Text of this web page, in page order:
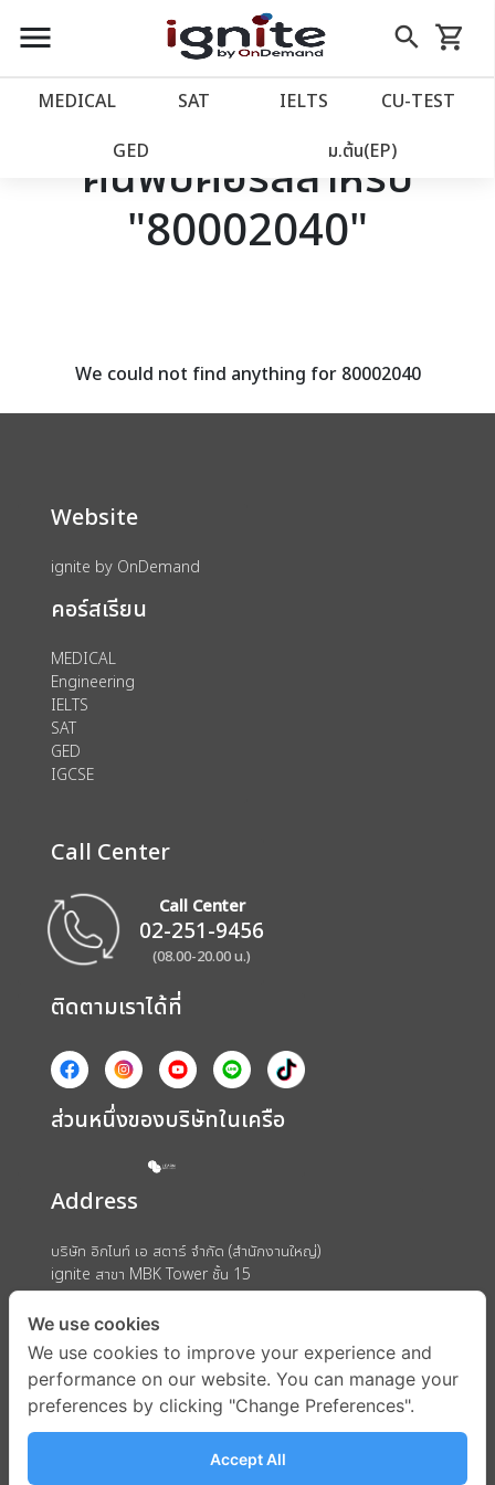
close
account_balance หน้าแรก
เว็บไซต์อิกไนท์
โปรโมชั่น
assignment ลงทะเบียน
menu search
Skip
to
shopping_cart
รถเข็น
MEDICAL SAT IELTS CU‑TEST
GED ม.ต้น(EP)
ค้นพบคอร์สสำหรับ
"80002040"
We could not find anything for 80002040
Website
ignite by OnDemand
คอร์สเรียน
MEDICAL
Engineering
IELTS
SAT
GED
IGCSE
Call Center
Call Center
02-251-9456
(08.00-20.00 น.)
ติดตามเราได้ที่
ส่วนหนึ่งของบริษัทในเครือ
Address
บริษัท อิกไนท์ เอ สตาร์ จำกัด (สำนักงานใหญ่)
ignite สาขา MBK Tower ชั้น 15
ถนนพญาไท แขวงวังใหม่ เขตปทุมวัน กรุงเทพมหานคร 10330
We use cookies
We use cookies to improve your experience and
performance on our website. You can manage your
preferences by clicking "Change Preferences".
Accept All